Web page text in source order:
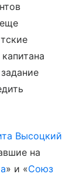
Высоцкий
на
» и «Союз